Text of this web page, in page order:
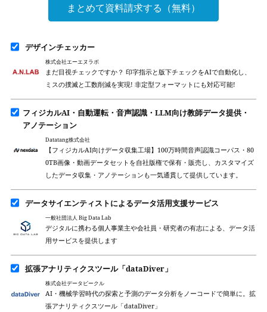
まとめて資料請求する（無料）
デザインチェッカー
株式会社エーエヌラボ
まだ目視チェックですか？ 印字指示と版下チェックをAIで自動化し、
ミスの撲滅と工数削減を実現! 非定型フォーマットにも対応可能!
フィジカルAI・自動運転・音声認識・LLM向け教師データ提供・
アノテーション
Datatang株式会社
【フィジカルAI向けデータ収集工場】100万時間音声認識コーパス・80
0TB画像・動画データセットを自社版権で保有・販売し、カスタマイズ
したデータ収集・アノテーションも一気通貫して提供しています。
データサイエンティストによるデータ活用支援サービス
一般社団法人 Big Data Lab
デジタルに携わる個人事業主や会社員・研究者の有志による、データ活
用サービスを提供します
拡張アナリティクスツール「dataDiver」
株式会社データビークル
AI・機械学習時代の探索と予測のデータ分析をノーコードで簡単に。拡
張アナリティクスツール「dataDiver」